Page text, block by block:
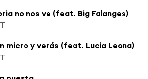
no nos ve (feat. Big Falanges)
micro y verás (feat. Lucia Leona)